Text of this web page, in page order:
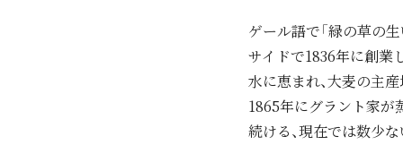
ゲール語で「緑の草の
サイドで1836年に創業
⽔に恵まれ、⼤⻨の主
1865年にグラント家が
続ける、現在では数少